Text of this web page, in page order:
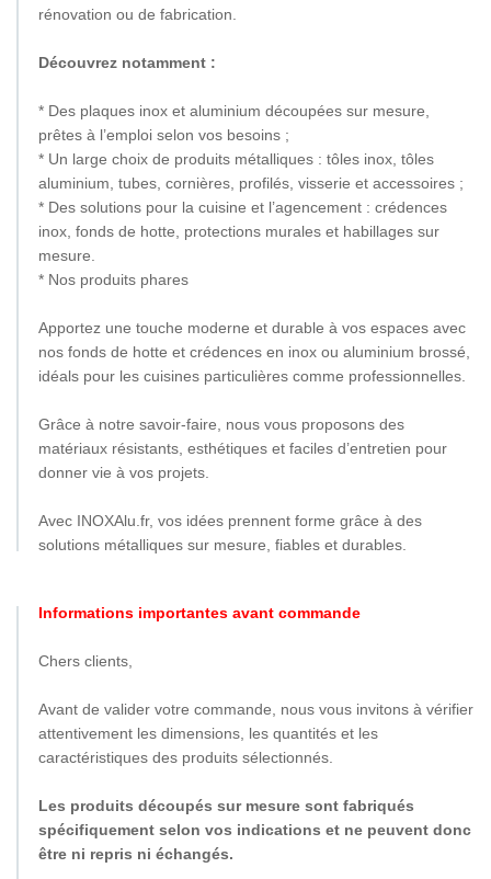
rénovation ou de fabrication.
Découvrez notamment :
* Des plaques inox et aluminium découpées sur mesure,
prêtes à l’emploi selon vos besoins ;
* Un large choix de produits métalliques : tôles inox, tôles
aluminium, tubes, cornières, profilés, visserie et accessoires ;
* Des solutions pour la cuisine et l’agencement : crédences
inox, fonds de hotte, protections murales et habillages sur
mesure.
* Nos produits phares
Apportez une touche moderne et durable à vos espaces avec
nos fonds de hotte et crédences en inox ou aluminium brossé,
idéals pour les cuisines particulières comme professionnelles.
Grâce à notre savoir-faire, nous vous proposons des
matériaux résistants, esthétiques et faciles d’entretien pour
donner vie à vos projets.
Avec INOXAlu.fr, vos idées prennent forme grâce à des
solutions métalliques sur mesure, fiables et durables.
Informations importantes avant commande
Chers clients,
Avant de valider votre commande, nous vous invitons à vérifier
attentivement les dimensions, les quantités et les
caractéristiques des produits sélectionnés.
Les produits découpés sur mesure sont fabriqués
spécifiquement selon vos indications et ne peuvent donc
être ni repris ni échangés.